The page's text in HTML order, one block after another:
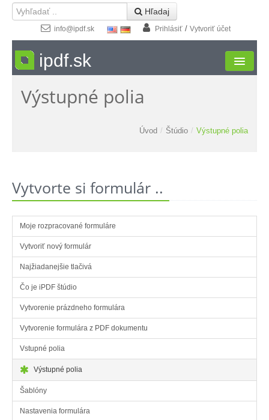
 Hľadaj
info@ipdf.sk Prihlásiť/ Vytvoriť účet
ipdf.sk
Formuláre
Kontakt
Výstupné polia
Úvod / Štúdio / Výstupné polia
Vytvorte si formulár ..
Moje rozpracované formuláre
Vytvoriť nový formulár
Najžiadanejšie tlačivá
Čo je iPDF štúdio
Vytvorenie prázdneho formulára
Vytvorenie formulára z PDF dokumentu
Vstupné polia
Výstupné polia
Šablóny
Nastavenia formulára